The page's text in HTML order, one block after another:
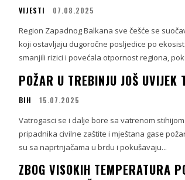
VIJESTI 07.08.2025
Region Zapadnog Balkana sve češće se
koji ostavljaju dugoročne posljedice po
smanjili rizici i povećala otpornost regiona,
POŽAR U TREBINJU JOŠ UVIJEK
BIH 15.07.2025
Vatrogasci se i dalje bore sa vatrenom
pripadnika civilne zaštite i mještana gase
su sa naprtnjačama u brdu i pokušavaju...
ZBOG VISOKIH TEMPERATURA